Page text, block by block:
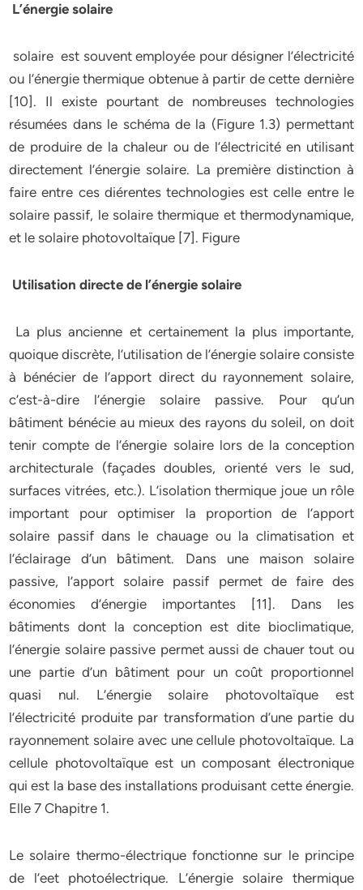
L’énergie solaire
solaire est souvent employée pour désigner l’électricité
ou l’énergie thermique obtenue à partir de cette dernière
[10]. Il existe pourtant de nombreuses technologies
résumées dans le schéma de la (Figure 1.3) permettant
de produire de la chaleur ou de l’électricité en utilisant
directement l’énergie solaire. La première distinction à
faire entre ces diérentes technologies est celle entre le
solaire passif, le solaire thermique et thermodynamique,
et le solaire photovoltaïque [7]. Figure
Utilisation directe de l’énergie solaire
La plus ancienne et certainement la plus importante,
quoique discrète, l’utilisation de l’énergie solaire consiste
à bénécier de l’apport direct du rayonnement solaire,
c’est-à-dire l’énergie solaire passive. Pour qu’un
bâtiment bénécie au mieux des rayons du soleil, on doit
tenir compte de l’énergie solaire lors de la conception
architecturale (façades doubles, orienté vers le sud,
surfaces vitrées, etc.). L’isolation thermique joue un rôle
important pour optimiser la proportion de l’apport
solaire passif dans le chauage ou la climatisation et
l’éclairage d’un bâtiment. Dans une maison solaire
passive, l’apport solaire passif permet de faire des
économies d’énergie importantes [11]. Dans les
bâtiments dont la conception est dite bioclimatique,
l’énergie solaire passive permet aussi de chauer tout ou
une partie d’un bâtiment pour un coût proportionnel
quasi nul. L’énergie solaire photovoltaïque est
l’électricité produite par transformation d’une partie du
rayonnement solaire avec une cellule photovoltaïque. La
cellule photovoltaïque est un composant électronique
qui est la base des installations produisant cette énergie.
Elle 7 Chapitre 1.
Le solaire thermo-électrique fonctionne sur le principe
de l’eet photoélectrique. L’énergie solaire thermique